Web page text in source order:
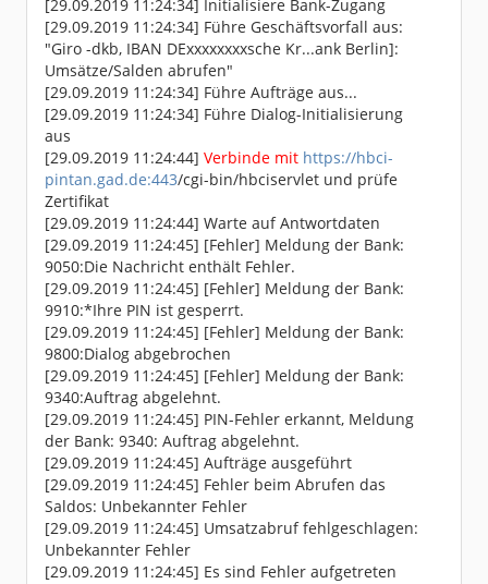
[29.09.2019 11:24:34] Initialisiere Bank-Zugang
[29.09.2019 11:24:34] Führe Geschäftsvorfall aus:
"Giro -dkb, IBAN DExxxxxxxxsche Kr...ank Berlin]:
Umsätze/Salden abrufen"
[29.09.2019 11:24:34] Führe Aufträge aus...
[29.09.2019 11:24:34] Führe Dialog-Initialisierung
aus
[29.09.2019 11:24:44] Verbinde mit https://hbci-
pintan.gad.de:443/cgi-bin/hbciservlet und prüfe
Zertifikat
[29.09.2019 11:24:44] Warte auf Antwortdaten
[29.09.2019 11:24:45] [Fehler] Meldung der Bank:
9050:Die Nachricht enthält Fehler.
[29.09.2019 11:24:45] [Fehler] Meldung der Bank:
9910:*Ihre PIN ist gesperrt.
[29.09.2019 11:24:45] [Fehler] Meldung der Bank:
9800:Dialog abgebrochen
[29.09.2019 11:24:45] [Fehler] Meldung der Bank:
9340:Auftrag abgelehnt.
[29.09.2019 11:24:45] PIN-Fehler erkannt, Meldung
der Bank: 9340: Auftrag abgelehnt.
[29.09.2019 11:24:45] Aufträge ausgeführt
[29.09.2019 11:24:45] Fehler beim Abrufen das
Saldos: Unbekannter Fehler
[29.09.2019 11:24:45] Umsatzabruf fehlgeschlagen:
Unbekannter Fehler
[29.09.2019 11:24:45] Es sind Fehler aufgetreten